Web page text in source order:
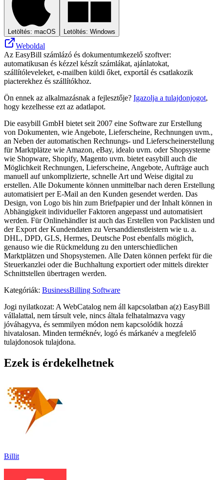
Letöltés: macOS Letöltés: Windows
Weboldal
Az EasyBill számlázó és dokumentumkezelő szoftver:
automatikusan és kézzel készít számlákat, ajánlatokat,
szállítóleveleket, e‑mailben küldi őket, exportál és csatlakozik
piacterekhez és szállítókhoz.
Ön ennek az alkalmazásnak a fejlesztője? Igazolja a tulajdonjogot,
hogy kezelhesse ezt az adatlapot.
Die easybill GmbH bietet seit 2007 eine Software zur Erstellung
von Dokumenten, wie Angebote, Lieferscheine, Rechnungen uvm.,
an Neben der automatischen Rechnungs- und Lieferscheinerstellung
für Marktplätze wie Amazon, eBay, idealo uvm. oder Shopsysteme
wie Shopware, Shopify, Magento uvm. bietet easybill auch die
Möglichkeit Rechnungen, Lieferscheine, Angebote, Aufträge auch
manuell auf unkomplizierte, schnelle Art und Weise digital zu
erstellen. Alle Dokumente können unmittelbar nach deren Erstellung
automatisiert per E-Mail an den Kunden gesendet werden. Das
Design, von Logo bis hin zum Briefpapier und der Inhalt können in
Abhängigkeit individueller Faktoren angepasst und automatisiert
werden. Für Onlinehändler ist auch das Erstellen von Packlisten und
der Export der Kundendaten zu Versanddienstleistern wie u. a.
DHL, DPD, GLS, Hermes, Deutsche Post ebenfalls möglich,
genauso wie die Rückmeldung zu den unterschiedlichen
Marktplätzen und Shopsystemen. Alle Daten können perfekt für die
Steuerkanzlei oder die Buchhaltung exportiert oder mittels direkter
Schnittstellen übertragen werden.
Kategóriák: BusinessBilling Software
Jogi nyilatkozat: A WebCatalog nem áll kapcsolatban a(z) EasyBill
vállalattal, nem társult vele, nincs általa felhatalmazva vagy
jóváhagyva, és semmilyen módon nem kapcsolódik hozzá
hivatalosan. Minden terméknév, logó és márkanév a megfelelő
tulajdonosok tulajdona.
Ezek is érdekelhetnek
Billit